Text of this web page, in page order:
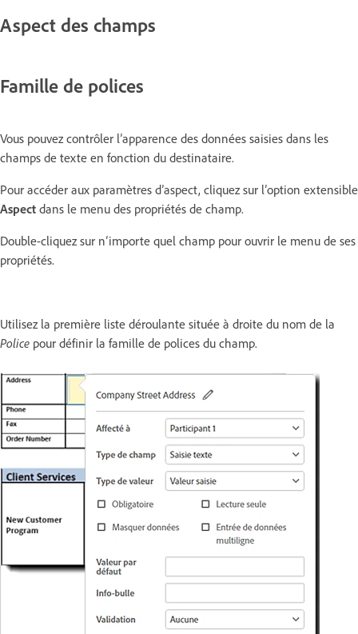
Aspect des champs
Famille de polices
Vous pouvez contrôler l’apparence des données saisies dans les
champs de texte en fonction du destinataire.
Pour accéder aux paramètres d’aspect, cliquez sur l’option extensible
Aspect dans le menu des propriétés de champ.
Double-cliquez sur n’importe quel champ pour ouvrir le menu de ses
propriétés.
Utilisez la première liste déroulante située à droite du nom de la
Police pour définir la famille de polices du champ.